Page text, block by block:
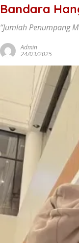
Bandara
“Jumlah Penumpang
Admin
24/03/2025